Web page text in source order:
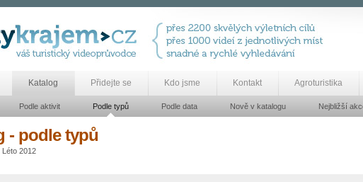
Katalog Přidejte se Kdo jsme Kontakt Agroturistika
Podle aktivit Podle typů Podle data Nově v katalogu Nejbližší
- podle typů
Léto 2012